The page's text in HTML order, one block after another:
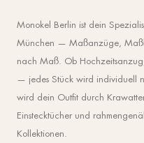
Monokel Berlin ist dein
München — Maßanzüge,
nach Maß. Ob
— jedes Stück wird individuell
wird dein Outfit durch
Einstecktücher und
Kollektionen.